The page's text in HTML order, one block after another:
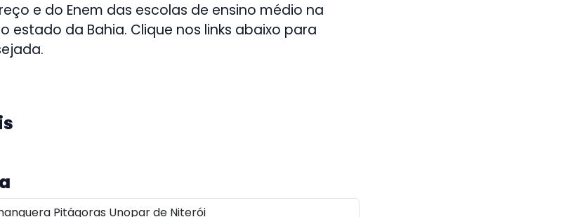
e do Enem das escolas de ensino médio na
estado da Bahia. Clique nos links abaixo para
Pitágoras Unopar de Niterói